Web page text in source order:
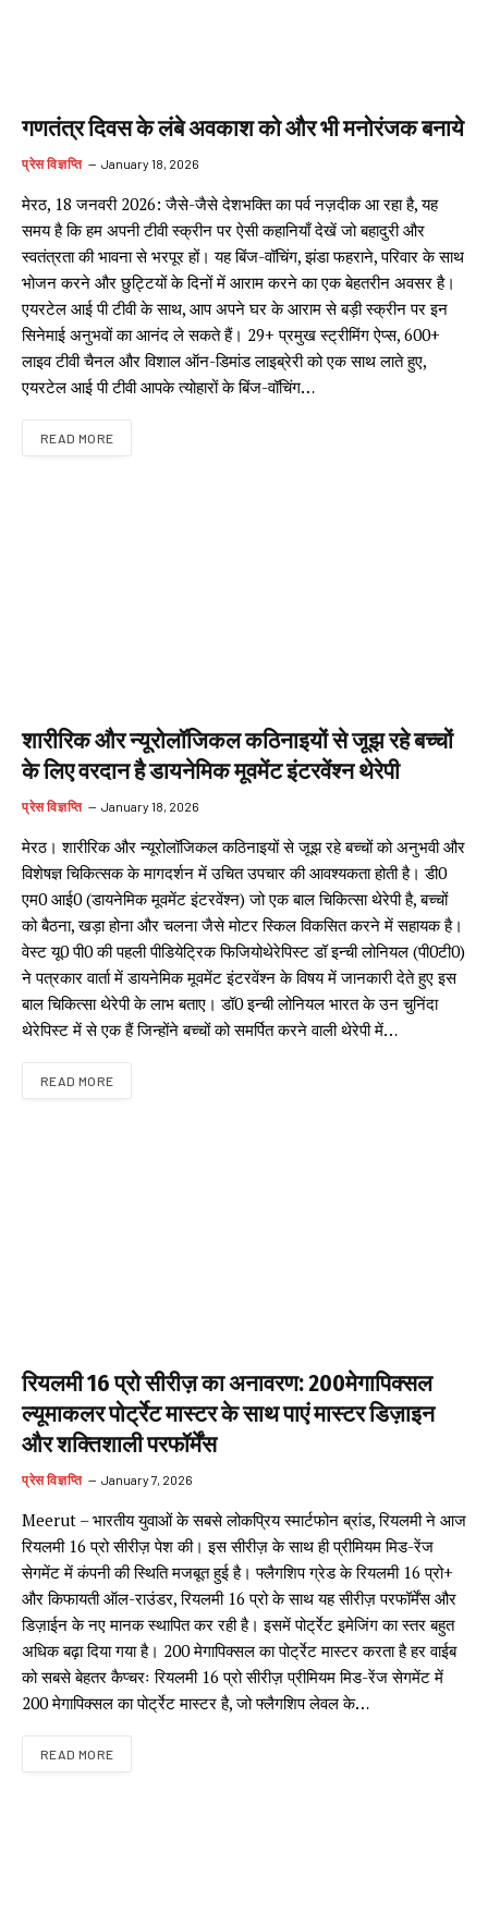
गणतंत्र दिवस के लंबे अवकाश को और भी मनोरंजक बनाये
प्रेस विज्ञप्ति January 18, 2026
मेरठ, 18 जनवरी 2026: जैसे-जैसे देशभक्ति का पर्व नज़दीक आ रहा है, यह
समय है कि हम अपनी टीवी स्क्रीन पर ऐसी कहानियाँ देखें जो बहादुरी और
स्वतंत्रता की भावना से भरपूर हों। यह बिंज-वॉचिंग, झंडा फहराने, परिवार के साथ
भोजन करने और छुट्टियों के दिनों में आराम करने का एक बेहतरीन अवसर है।
एयरटेल आई पी टीवी के साथ, आप अपने घर के आराम से बड़ी स्क्रीन पर इन
सिनेमाई अनुभवों का आनंद ले सकते हैं। 29+ प्रमुख स्ट्रीमिंग ऐप्स, 600+
लाइव टीवी चैनल और विशाल ऑन-डिमांड लाइब्रेरी को एक साथ लाते हुए,
एयरटेल आई पी टीवी आपके त्योहारों के बिंज-वॉचिंग…
READ MORE
शारीरिक और न्यूरोलॉजिकल कठिनाइयों से जूझ रहे बच्चों
के लिए वरदान है डायनेमिक मूवमेंट इंटरवेंश्न थेरेपी
प्रेस विज्ञप्ति January 18, 2026
मेरठ। शारीरिक और न्यूरोलॉजिकल कठिनाइयों से जूझ रहे बच्चों को अनुभवी और
विशेषज्ञ चिकित्सक के मागदर्शन में उचित उपचार की आवश्यकता होती है। डी0
एम0 आई0 (डायनेमिक मूवमेंट इंटरवेंश्न) जो एक बाल चिकित्सा थेरेपी है, बच्चों
को बैठना, खड़ा होना और चलना जैसे मोटर स्किल विकसित करने में सहायक है।
वेस्ट यू0 पी0 की पहली पीडियेट्रिक फिजियोथेरेपिस्ट डॉ इन्ची लोनियल (पी0टी0)
ने पत्रकार वार्ता में डायनेमिक मूवमेंट इंटरवेंश्न के विषय में जानकारी देते हुए इस
बाल चिकित्सा थेरेपी के लाभ बताए। डॉ0 इन्ची लोनियल भारत के उन चुनिंदा
थेरेपिस्ट में से एक हैं जिन्होंने बच्चों को समर्पित करने वाली थेरेपी में…
READ MORE
रियलमी 16 प्रो सीरीज़ का अनावरण: 200मेगापिक्सल
ल्यूमाकलर पोर्ट्रेट मास्टर के साथ पाएं मास्टर डिज़ाइन
और शक्तिशाली परफॉर्मेंस
प्रेस विज्ञप्ति January 7, 2026
Meerut – भारतीय युवाओं के सबसे लोकप्रिय स्मार्टफोन ब्रांड, रियलमी ने आज
रियलमी 16 प्रो सीरीज़ पेश की। इस सीरीज़ के साथ ही प्रीमियम मिड-रेंज
सेगमेंट में कंपनी की स्थिति मजबूत हुई है। फ्लैगशिप ग्रेड के रियलमी 16 प्रो+
और किफायती ऑल-राउंडर, रियलमी 16 प्रो के साथ यह सीरीज़ परफॉर्मेंस और
डिज़ाईन के नए मानक स्थापित कर रही है। इसमें पोर्ट्रेट इमेजिंग का स्तर बहुत
अधिक बढ़ा दिया गया है। 200 मेगापिक्सल का पोर्ट्रेट मास्टर करता है हर वाईब
को सबसे बेहतर कैप्चरः रियलमी 16 प्रो सीरीज़ प्रीमियम मिड-रेंज सेगमेंट में
200 मेगापिक्सल का पोर्ट्रेट मास्टर है, जो फ्लैगशिप लेवल के…
READ MORE